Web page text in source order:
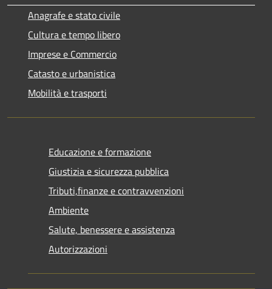
Anagrafe e stato civile
Cultura e tempo libero
Imprese e Commercio
Catasto e urbanistica
Mobilità e trasporti
Educazione e formazione
Giustizia e sicurezza pubblica
Tributi,finanze e contravvenzioni
Ambiente
Salute, benessere e assistenza
Autorizzazioni